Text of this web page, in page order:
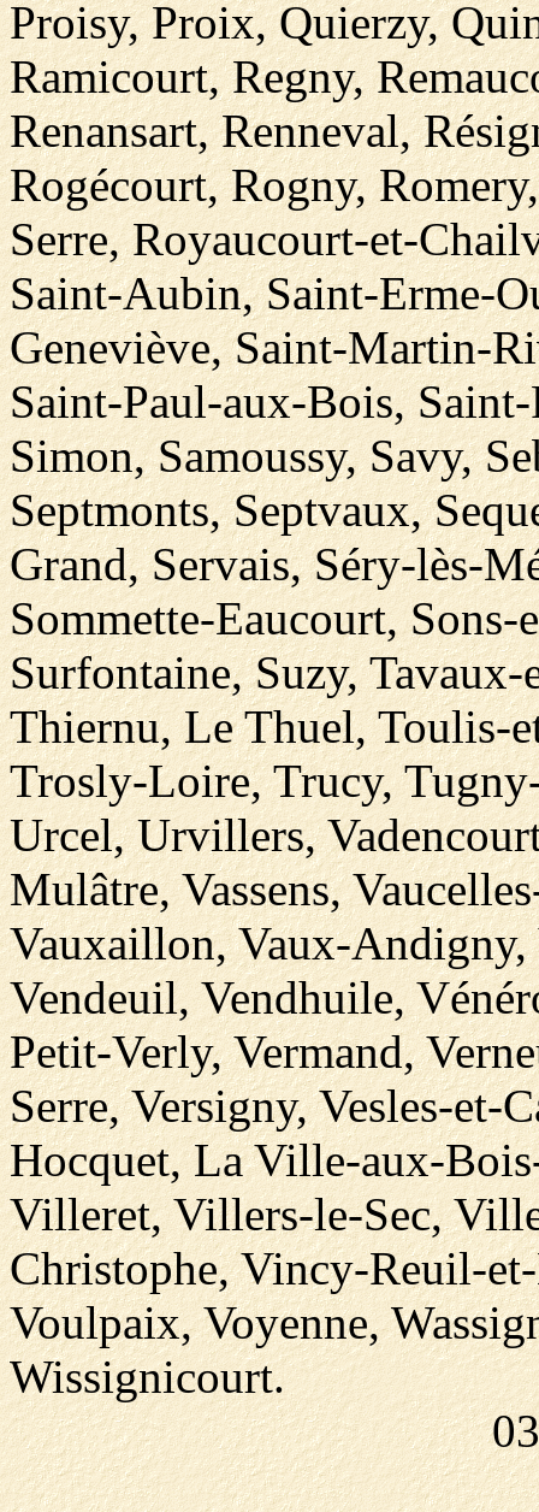
Proisy, Proix, Quierzy,
Ramicourt, Regny,
Renansart, Renneval,
Rogécourt, Rogny,
Serre, Royaucourt-et-
Saint-Aubin, Saint-Erme-
Geneviève, Saint-Martin-
Saint-Paul-aux-Bois,
Simon, Samoussy, Savy,
Septmonts, Septvaux,
Grand, Servais, Séry-lès-
Sommette-Eaucourt, Sons-
Surfontaine, Suzy,
Thiernu, Le Thuel, Toulis-
Trosly-Loire, Trucy,
Urcel, Urvillers,
Mulâtre, Vassens,
Vauxaillon, Vaux-Andigny,
Vendeuil, Vendhuile,
Petit-Verly, Vermand,
Serre, Versigny, Vesles-et-
Hocquet, La Ville-aux-
Villeret, Villers-le-Sec,
Christophe, Vincy-Reuil-
Voulpaix, Voyenne,
Wissignicourt.